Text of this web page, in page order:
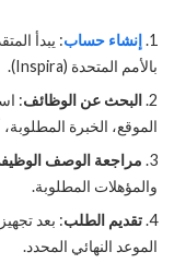
إنشاء حساب: يبدأ
بالأمم المتحدة (Inspira).
البحث عن الوظائف:
الموقع، الخبرة
مراجعة الوصف
والمؤهلات المطلوبة.
تقديم الطلب: بعد
الموعد النهائي المحدد.